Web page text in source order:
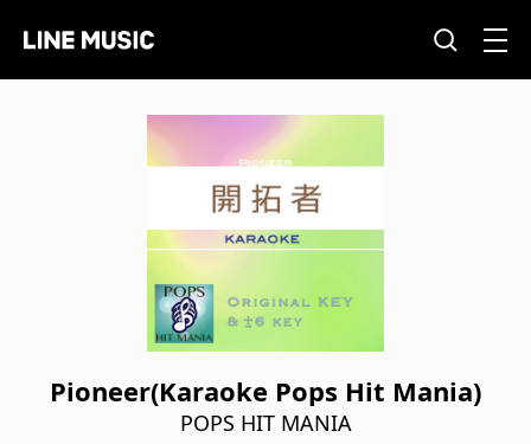
Pioneer(Karaoke Pops Hit Mania)
POPS HIT MANIA